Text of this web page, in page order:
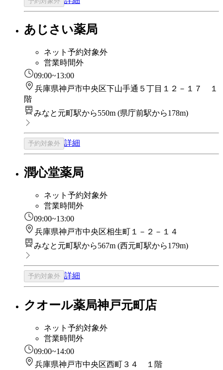
あじさい薬局
ネット予約対象外
営業時間外
09:00~13:00
兵庫県神戸市中央区下山手通５丁目１２－１７ １
階
みなと元町駅から550m (県庁前駅から178m)
予約対象外 詳細
潤心堂薬局
ネット予約対象外
営業時間外
09:00~13:00
兵庫県神戸市中央区相生町１－２－１４
みなと元町駅から567m (西元町駅から179m)
予約対象外 詳細
クオール薬局神戸元町店
ネット予約対象外
営業時間外
09:00~14:00
兵庫県神戸市中央区西町３４ １階